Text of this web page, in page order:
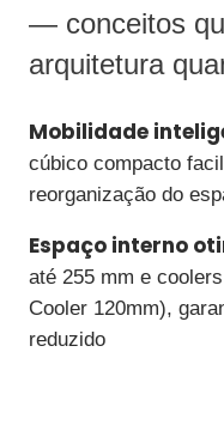
— conceitos
arquitetura
Mobilidade
cúbico compacto
reorganização do
Espaço interno
até 255 mm e
Cooler 120mm),
reduzido